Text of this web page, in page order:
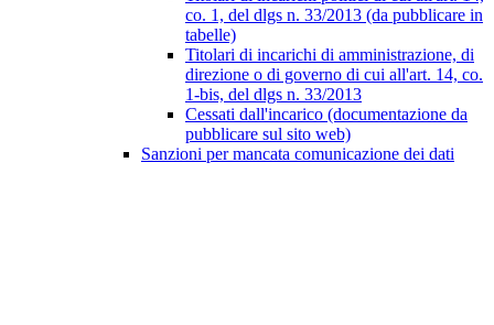
co. 1, del dlgs n. 33/2013 (da pubblicare in
tabelle)
Titolari di incarichi di amministrazione, di
direzione o di governo di cui all'art. 14, co.
1-bis, del dlgs n. 33/2013
Cessati dall'incarico (documentazione da
pubblicare sul sito web)
Sanzioni per mancata comunicazione dei dati